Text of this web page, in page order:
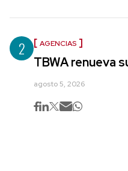
2 AGENCIAS
TBWA renueva
agosto 5, 2026